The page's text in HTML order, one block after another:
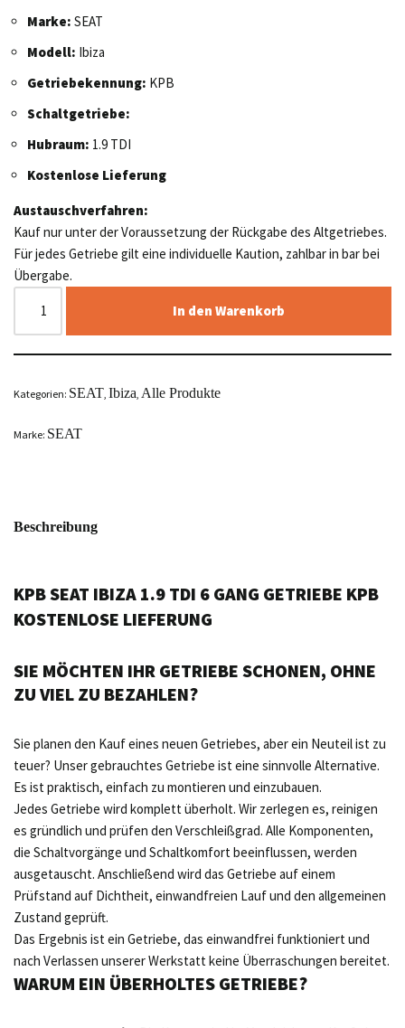
Marke: SEAT
Modell: Ibiza
Getriebekennung: KPB
Schaltgetriebe:
Hubraum: 1.9 TDI
Kostenlose Lieferung
Austauschverfahren:
Kauf nur unter der Voraussetzung der Rückgabe des Altgetriebes.
Für jedes Getriebe gilt eine individuelle Kaution, zahlbar in bar bei
Übergabe.
In den Warenkorb
Kategorien: SEAT Ibiza Alle Produkte
Marke: SEAT
Beschreibung
KPB SEAT IBIZA 1.9 TDI 6 GANG GETRIEBE KPB
KOSTENLOSE LIEFERUNG
SIE MÖCHTEN IHR GETRIEBE SCHONEN, OHNE
ZU VIEL ZU BEZAHLEN?
Sie planen den Kauf eines neuen Getriebes, aber ein Neuteil ist zu
teuer? Unser gebrauchtes Getriebe ist eine sinnvolle Alternative.
Es ist praktisch, einfach zu montieren und einzubauen.
Jedes Getriebe wird komplett überholt. Wir zerlegen es, reinigen
es gründlich und prüfen den Verschleißgrad. Alle Komponenten,
die Schaltvorgänge und Schaltkomfort beeinflussen, werden
ausgetauscht. Anschließend wird das Getriebe auf einem
Prüfstand auf Dichtheit, einwandfreien Lauf und den allgemeinen
Zustand geprüft.
Das Ergebnis ist ein Getriebe, das einwandfrei funktioniert und
nach Verlassen unserer Werkstatt keine Überraschungen bereitet.
WARUM EIN ÜBERHOLTES GETRIEBE?